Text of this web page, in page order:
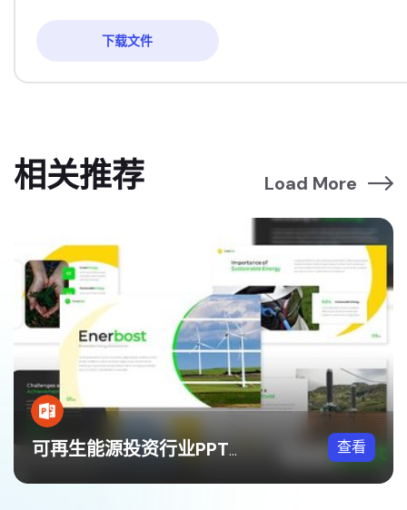
下载文件
相关推荐 Load More
可再生能源投资行业PPT模板 查看